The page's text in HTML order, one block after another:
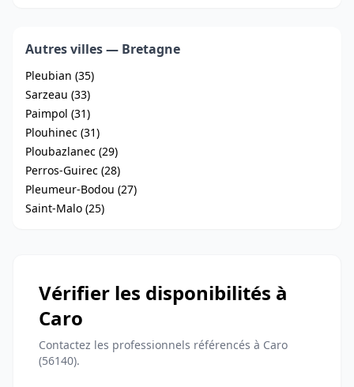
Autres villes — Bretagne
Pleubian (35)
Sarzeau (33)
Paimpol (31)
Plouhinec (31)
Ploubazlanec (29)
Perros-Guirec (28)
Pleumeur-Bodou (27)
Saint-Malo (25)
Vérifier les disponibilités à
Caro
Contactez les professionnels référencés à Caro
(56140).